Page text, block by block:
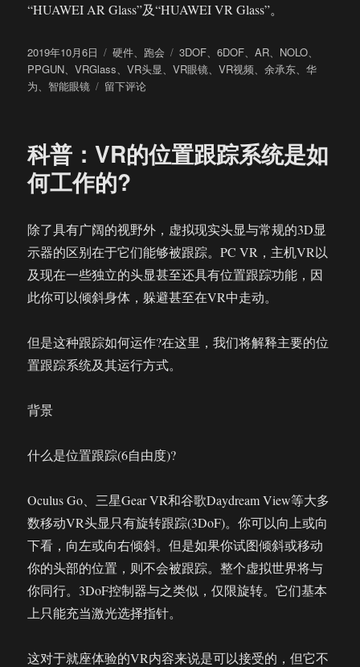
“HUAWEI AR Glass”及“HUAWEI VR Glass”。
发
布
于
2019年10月6日
分
类
硬件、 跑会
标
签
3DOF、6DOF、AR、 NOLO、
PPGUN、VRGlass、VR头显、VR眼镜、VR视频、余承东、华
为、 智能眼镜
于
布
超
轻
VR
Glass
搭
配
NOLO
套
实
现
6DOF
留下评论
科普：VR的位置跟踪系统是如
何工作的?
除了具有广阔的视野外，虚拟现实头显与常规的3D显
示器的区别在于它们能够被跟踪。PC VR，主机VR以
及现在一些独立的头显甚至还具有位置跟踪功能，因
此你可以倾斜身体，躲避甚至在VR中走动。
但是这种跟踪如何运作?在这里，我们将解释主要的位
置跟踪系统及其运行方式。
背景
什么是位置跟踪(6自由度)?
Oculus Go、三星Gear VR和谷歌Daydream View等大多
数移动VR头显只有旋转跟踪(3DoF)。你可以向上或向
下看，向左或向右倾斜。但是如果你试图倾斜或移动
你的头部的位置，则不会被跟踪。整个虚拟世界将与
你同行。3DoF控制器与之类似，仅限旋转。它们基本
上只能充当激光选择指针。
这对于就座体验的VR内容来说是可以接受的，但它不